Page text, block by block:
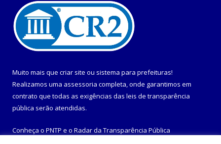
Muito mais que criar site ou sistema para prefeituras!
Realizamos uma assessoria completa, onde garantimos em
contrato que todas as exigências das leis de transparência
pública serão atendidas.
Conheça o PNTP e o Radar da Transparência Pública